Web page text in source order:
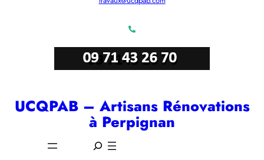
UCQPAB – Artisans Rénovations
à Perpignan
S